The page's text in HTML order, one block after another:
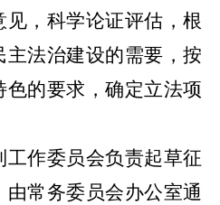
，科学论证评估，根
法治建设的需要，按
色的要求，确定立法项
工作委员会负责起草征
常务委员会办公室通